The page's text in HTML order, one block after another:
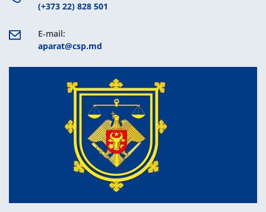
(+373 22) 828 501
E-mail:
aparat@csp.md